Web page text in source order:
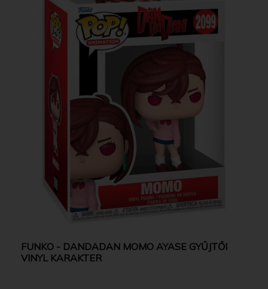
FUNKO - DANDADAN MOMO AYASE GYŰJTŐI
VINYL KARAKTER